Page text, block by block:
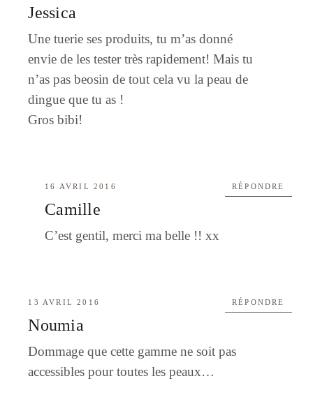
Jessica
Une tuerie ses produits, tu m’as donné
envie de les tester très rapidement! Mais tu
n’as pas beosin de tout cela vu la peau de
dingue que tu as !
Gros bibi!
16 AVRIL 2016
Camille
C’est gentil, merci ma belle !! xx
RÉPONDRE
13 AVRIL 2016
Noumia
Dommage que cette gamme ne soit pas
accessibles pour toutes les peaux…
RÉPONDRE